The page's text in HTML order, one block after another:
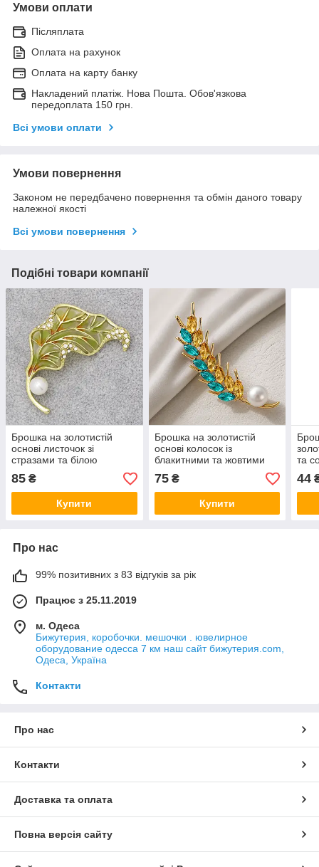
Умови оплати
Післяплата
Оплата на рахунок
Оплата на карту банку
Накладений платіж. Нова Пошта. Обов'язкова
передоплата 150 грн.
Всі умови оплати
Умови повернення
Законом не передбачено повернення та обмін даного товару
належної якості
Всі умови повернення
Подібні товари компанії
Брошка на золотистій
основі листочок зі
стразами та білою
намистиною покрита
кольоровою емаллю
розмір виробу 50х35 мм
85 ₴
Купити
Брошка на золотистій
основі колосок із
блакитними та жовтими
стразами та білою
намистиною розмір
виробу 65х20 мм
75₴
Купити
та
44
Про нас
99% позитивних з 83 відгуків за рік
Працює з 25.11.2019
м. Одеса
Бижутерия, коробочки. мешочки . ювелирное
оборудование одесса 7 км наш сайт бижутерия.com,
Одеса, Україна
Контакти
Про нас
Контакти
Доставка та оплата
Повна версія сайту